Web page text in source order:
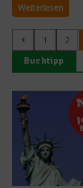
Weiterlesen
1 2
Buchtipp